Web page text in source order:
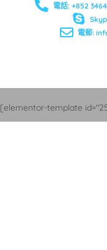
電話: +852
電郵:
[elementor-template